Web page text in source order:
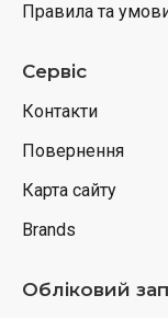
Правила та
Сервіс
Контакти
Повернення
Карта сайту
Brands
Обліковий